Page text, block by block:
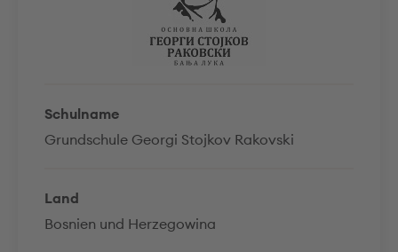
Schulname
Grundschule Georgi Stojkov Rakovski
Land
Bosnien und Herzegowina